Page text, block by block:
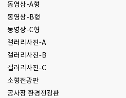
동영상-A형
동영상-B형
동영상-C형
갤러리사진-A
갤러리사진-B
갤러리사진-C
소형전광판
공사장 환경전광판